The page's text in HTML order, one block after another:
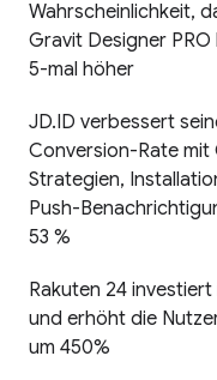
Wahrscheinlichkeit,
Gravit Designer PRO
5-mal höher
JD.ID verbessert
Conversion-Rate mit
Strategien,
Push-
53 %
Rakuten 24 investiert
und erhöht die
um 450%